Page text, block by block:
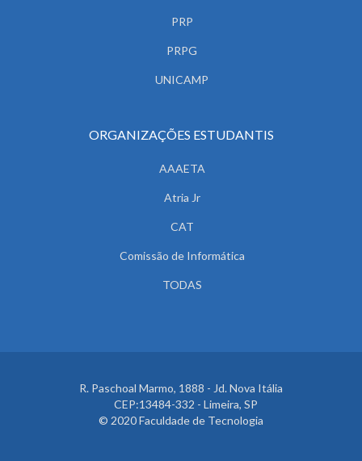
PRP
PRPG
UNICAMP
ORGANIZAÇÕES ESTUDANTIS
AAAETA
Atria Jr
CAT
Comissão de Informática
TODAS
R. Paschoal Marmo, 1888 - Jd. Nova Itália
CEP:13484-332 - Limeira, SP
© 2020 Faculdade de Tecnologia